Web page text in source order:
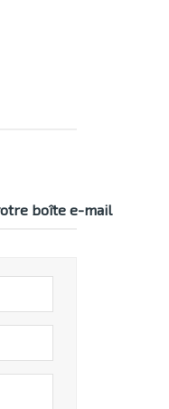
boîte e-mail